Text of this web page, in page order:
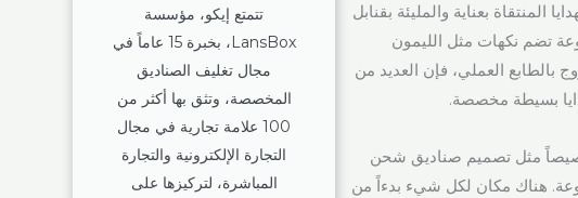
بعناية والمليئة بقنابل
تضم نكهات مثل الليمون
بالطابع العملي، فإن العديد من
بسيطة مخصصة.
مثل تصميم صناديق شحن
هناك مكان لكل شيء بدءاً من
تتمتع إيكو، مؤسسة
LansBox، بخبرة 15 عاماً في
مجال تغليف الصناديق
المخصصة، وتثق بها أكثر من
100 علامة تجارية في مجال
التجارة الإلكترونية والتجارة
المباشرة، لتركيزها على